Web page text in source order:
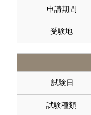
申請期間
受験地
試験日
試験種類